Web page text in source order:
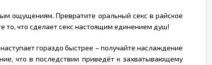
ощущениям. Превратите оральный секс в райское
то, что сделает секс настоящим единением душ!
гораздо быстрее – получайте наслаждение
что в последствии приведёт к захватывающему